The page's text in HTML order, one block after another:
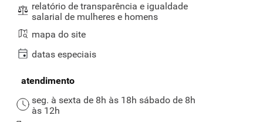
relatório de transparência e igualdade
salarial de mulheres e homens
mapa do site
datas especiais
atendimento
seg. à sexta de 8h às 18h sábado de 8h
às 12h